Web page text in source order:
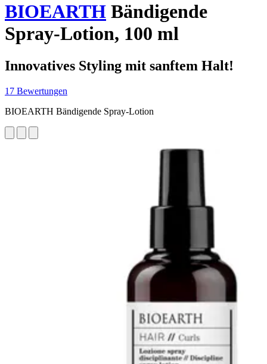
BIOEARTH Bändigende
Spray-Lotion, 100 ml
Innovatives Styling mit sanftem Halt!
17 Bewertungen
BIOEARTH Bändigende Spray-Lotion